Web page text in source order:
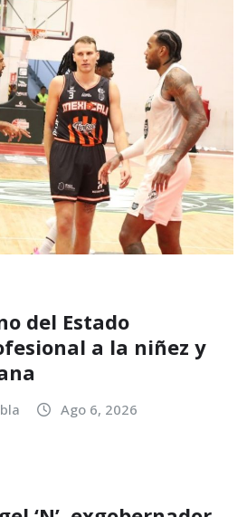
del Estado
a la niñez y
Ago 6, 2026